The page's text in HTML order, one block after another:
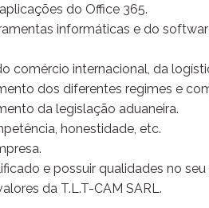
do Office 365.
informáticas e do
comércio internacional, da
dos diferentes regimes e
da legislação aduaneira.
honestidade, etc.
e possuir qualidades no seu
da T.L.T-CAM SARL.